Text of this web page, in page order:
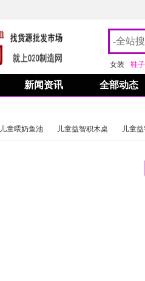
女装 鞋子
新闻资讯 全部动态
儿童喂奶鱼池 儿童益智积木桌 儿童